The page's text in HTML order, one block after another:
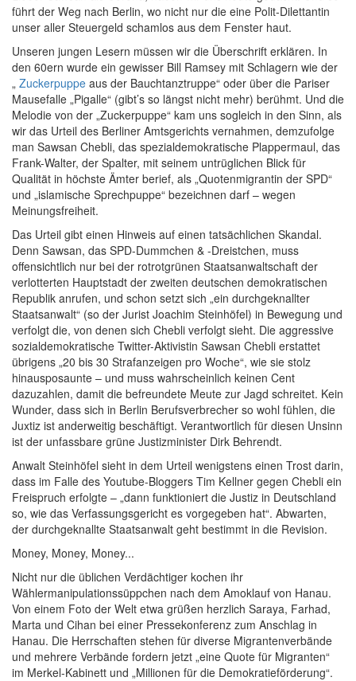
führt der Weg nach Berlin, wo nicht nur die eine Polit-Dilettantin
unser aller Steuergeld schamlos aus dem Fenster haut.
Unseren jungen Lesern müssen wir die Überschrift erklären. In
den 60ern wurde ein gewisser Bill Ramsey mit Schlagern wie der
„ Zuckerpuppe aus der Bauchtanztruppe“ oder über die Pariser
Mausefalle „Pigalle“ (gibt’s so längst nicht mehr) berühmt. Und die
Melodie von der „Zuckerpuppe“ kam uns sogleich in den Sinn, als
wir das Urteil des Berliner Amtsgerichts vernahmen, demzufolge
man Sawsan Chebli, das spezialdemokratische Plappermaul, das
Frank-Walter, der Spalter, mit seinem untrüglichen Blick für
Qualität in höchste Ämter berief, als „Quotenmigrantin der SPD“
und „islamische Sprechpuppe“ bezeichnen darf – wegen
Meinungsfreiheit.
Das Urteil gibt einen Hinweis auf einen tatsächlichen Skandal.
Denn Sawsan, das SPD-Dummchen & -Dreistchen, muss
offensichtlich nur bei der rotrotgrünen Staatsanwaltschaft der
verlotterten Hauptstadt der zweiten deutschen demokratischen
Republik anrufen, und schon setzt sich „ein durchgeknallter
Staatsanwalt“ (so der Jurist Joachim Steinhöfel) in Bewegung und
verfolgt die, von denen sich Chebli verfolgt sieht. Die aggressive
sozialdemokratische Twitter-Aktivistin Sawsan Chebli erstattet
übrigens „20 bis 30 Strafanzeigen pro Woche“, wie sie stolz
hinausposaunte – und muss wahrscheinlich keinen Cent
dazuzahlen, damit die befreundete Meute zur Jagd schreitet. Kein
Wunder, dass sich in Berlin Berufsverbrecher so wohl fühlen, die
Juxtiz ist anderweitig beschäftigt. Verantwortlich für diesen Unsinn
ist der unfassbare grüne Justizminister Dirk Behrendt.
Anwalt Steinhöfel sieht in dem Urteil wenigstens einen Trost darin,
dass im Falle des Youtube-Bloggers Tim Kellner gegen Chebli ein
Freispruch erfolgte – „dann funktioniert die Justiz in Deutschland
so, wie das Verfassungsgericht es vorgegeben hat“. Abwarten,
der durchgeknallte Staatsanwalt geht bestimmt in die Revision.
Money, Money, Money...
Nicht nur die üblichen Verdächtiger kochen ihr
Wählermanipulationssüppchen nach dem Amoklauf von Hanau.
Von einem Foto der Welt etwa grüßen herzlich Saraya, Farhad,
Marta und Cihan bei einer Pressekonferenz zum Anschlag in
Hanau. Die Herrschaften stehen für diverse Migrantenverbände
und mehrere Verbände fordern jetzt „eine Quote für Migranten“
im Merkel-Kabinett und „Millionen für die Demokratieförderung“.